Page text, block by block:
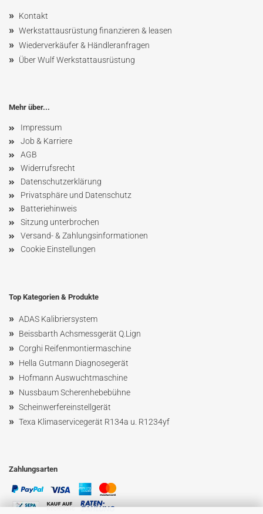
» Kontakt
» Werkstattausrüstung finanzieren & leasen
» Wiederverkäufer & Händleranfragen
» Über Wulf Werkstattausrüstung
Mehr über...
Impressum
Job & Karriere
AGB
Widerrufsrecht
Datenschutzerklärung
Privatsphäre und Datenschutz
Batteriehinweis
Sitzung unterbrochen
Versand- & Zahlungsinformationen
Cookie Einstellungen
Top Kategorien & Produkte
» ADAS Kalibriersystem
» Beissbarth Achsmessgerät Q.Lign
» Corghi Reifenmontiermaschine
» Hella Gutmann Diagnosegerät
» Hofmann Auswuchtmaschine
» NussbaumScherenhebebühne
» Scheinwerfereinstellgerät
» Texa Klimaservicegerät R134a u. R1234yf
Zahlungsarten